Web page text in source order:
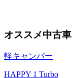
オススメ中古車
軽キャンパー
HAPPY 1 Turbo